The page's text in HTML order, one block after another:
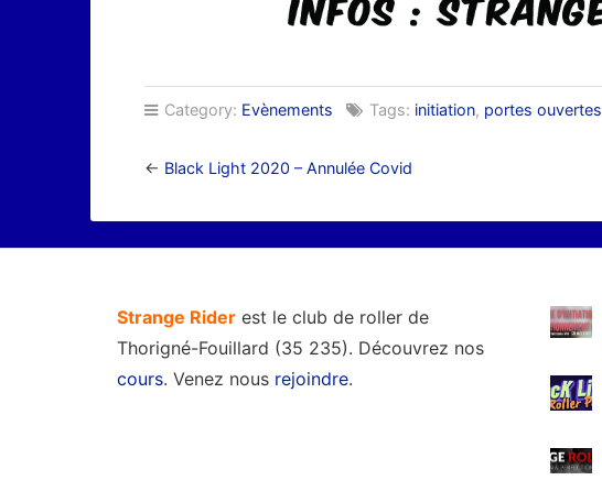
Category: Evènements Tags: initiation, portes ouvertes
← Black Light 2020 – Annulée Covid
Strange Rider est le club de roller de
Thorigné-Fouillard (35 235). Découvrez nos
cours. Venez nous rejoindre.